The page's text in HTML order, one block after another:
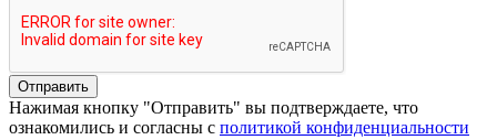
Отправить
Нажимая кнопку "Отправить" вы подтверждаете, что
ознакомились и согласны с политикой конфиденциальности